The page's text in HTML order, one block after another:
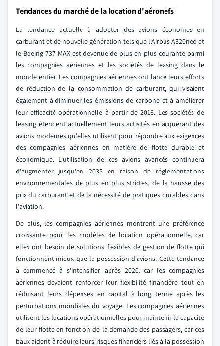
Tendances du marché de la location d'aéronefs
La tendance actuelle à adopter des avions économes en
carburant et de nouvelle génération tels que l'Airbus A320neo et
le Boeing 737 MAX est devenue de plus en plus courante parmi
les compagnies aériennes et les sociétés de leasing dans le
monde entier. Les compagnies aériennes ont lancé leurs efforts
de réduction de la consommation de carburant, qui visaient
également à diminuer les émissions de carbone et à améliorer
leur efficacité opérationnelle à partir de 2016. Les sociétés de
leasing étendent actuellement leurs activités en acquérant des
avions modernes qu'elles utilisent pour répondre aux exigences
des compagnies aériennes en matière de flotte durable et
économique. L'utilisation de ces avions avancés continuera
d'augmenter jusqu'en 2035 en raison de réglementations
environnementales de plus en plus strictes, de la hausse des
prix du carburant et de la nécessité de pratiques durables dans
l'aviation.
De plus, les compagnies aériennes montrent une préférence
croissante pour les modèles de location opérationnelle, car
elles ont besoin de solutions flexibles de gestion de flotte qui
fonctionnent mieux que la possession d'avions. Cette tendance
a commencé à s'intensifier après 2020, car les compagnies
aériennes devaient renforcer leur flexibilité financière tout en
réduisant leurs dépenses en capital à long terme après les
perturbations mondiales du voyage. Les compagnies aériennes
utilisent les locations opérationnelles pour maintenir la capacité
de leur flotte en fonction de la demande des passagers, car ces
baux aident à réduire leurs risques financiers liés à la possession